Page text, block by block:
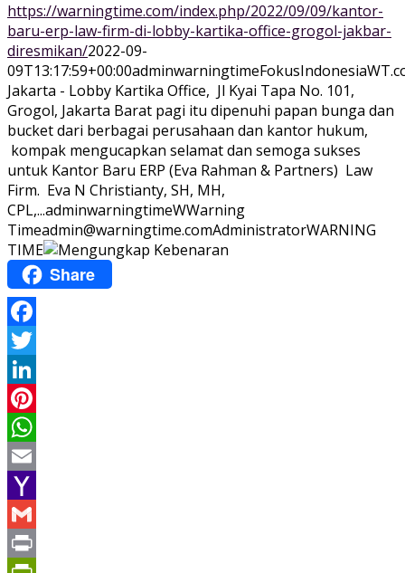
https://warningtime.com/index.php/2022/09/09/kantor-
baru-erp-law-firm-di-lobby-kartika-office-grogol-jakbar-
diresmikan/2022-09-
09T13:17:59+00:00adminwarningtimeFokusIndonesia
Jakarta - Lobby Kartika Office, Jl Kyai Tapa No. 101,
Grogol, Jakarta Barat pagi itu dipenuhi papan bunga dan
bucket dari berbagai perusahaan dan kantor hukum,
kompak mengucapkan selamat dan semoga sukses
untuk Kantor Baru ERP (Eva Rahman & Partners) Law
Firm. Eva N Christianty, SH, MH,
CPL,...adminwarningtimeWWarning
Timeadmin@warningtime.comAdministratorWARNING
TIME
Share
Facebook
Twitter
LinkedIn
Pinterest
WhatsApp
Email
Yahoo
Mail
Gmail